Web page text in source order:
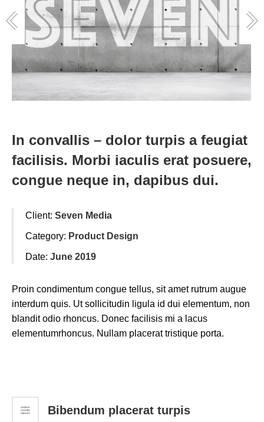
In convallis – dolor turpis a feugiat
facilisis. Morbi iaculis erat posuere,
congue neque in, dapibus dui.
Client: Seven Media
Category: Product Design
Date: June 2019
Proin condimentum congue tellus, sit amet rutrum augue
interdum quis. Ut sollicitudin ligula id dui elementum, non
blandit odio rhoncus. Donec facilisis mi a lacus
elementumrhoncus. Nullam placerat tristique porta.
Bibendum placerat turpis